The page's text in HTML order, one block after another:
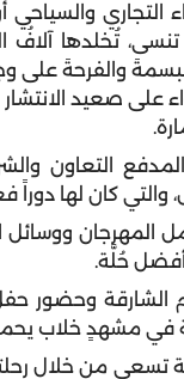
التجاري
تُخلدها
والفرحةَ على
على صعيد الانتشار
التعاون
والتي كان لها دوراً
المهرجان ووسائل
حُلَّة.
وحضور حفل
مشهدٍ خلاب يحمل
من خلال رحلتها